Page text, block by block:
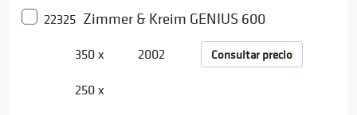
22325 Zimmer & Kreim GENIUS 600
350 x
250 x
2002 Consultar precio